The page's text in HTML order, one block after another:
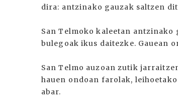
dira: antzinako gauzak saltzen
San Telmoko kaleetan
bulegoak ikus daitezke. Gauean
San Telmo auzoan zutik
hauen ondoan farolak,
abar.